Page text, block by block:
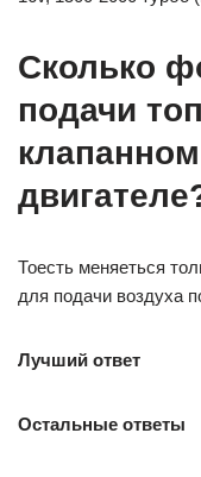
Сколько
подачи
Тоесть меняеться
для подачи воздуха
Лучший ответ
Остальные ответы